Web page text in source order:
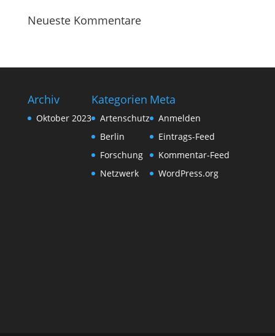
Neueste Kommentare
Archiv
Oktober 2023
Kategorien
Artenschutz
Berlin
Forschung
Netzwerk
Meta
Anmelden
Eintrags-Feed
Kommentar-Feed
WordPress.org